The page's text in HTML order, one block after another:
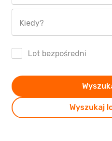
Kiedy?
Lot bezpośredni
Wyszukaj